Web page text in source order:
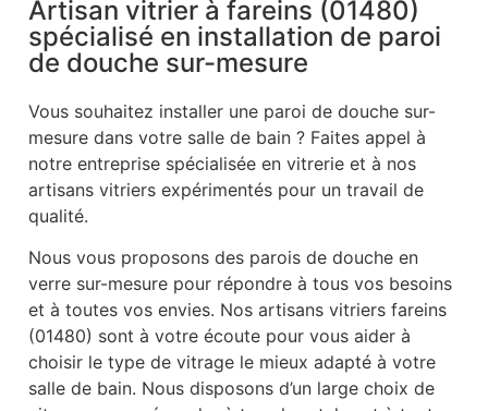
Artisan vitrier à fareins (01480)
spécialisé en installation de paroi
de douche sur-mesure
Vous souhaitez installer une paroi de douche sur-
mesure dans votre salle de bain ? Faites appel à
notre entreprise spécialisée en vitrerie et à nos
artisans vitriers expérimentés pour un travail de
qualité.
Nous vous proposons des parois de douche en
verre sur-mesure pour répondre à tous vos besoins
et à toutes vos envies. Nos artisans vitriers fareins
(01480) sont à votre écoute pour vous aider à
choisir le type de vitrage le mieux adapté à votre
salle de bain. Nous disposons d’un large choix de